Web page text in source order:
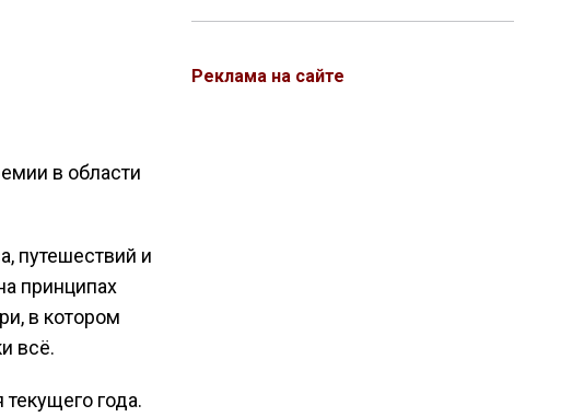
Реклама на сайте
в области
путешествий и
принципах
в котором
всё.
года.